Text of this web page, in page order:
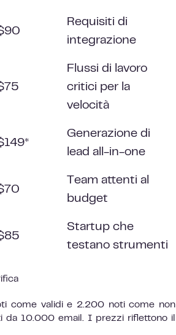
Requisiti di
integrazione
Flussi di lavoro
critici per la
velocità
Generazione di
lead all-in-one
Team attenti al
budget
Startup che
testano strumenti
come validi e 2.200 noti come non
da 10.000 email. I prezzi riflettono il